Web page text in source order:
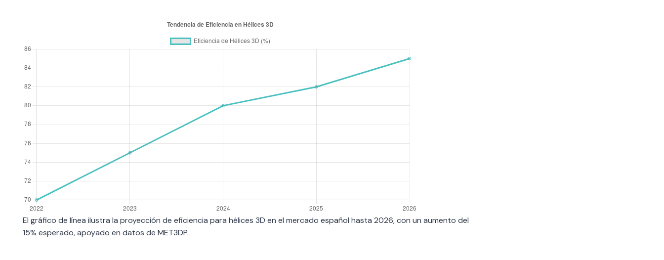
El gráfico de línea ilustra la proyección de eficiencia para hélices 3D en el mercado español hasta 2026, con un aumento del
15% esperado, apoyado en datos de MET3DP.